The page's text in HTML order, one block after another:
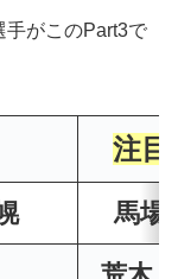
手がこのPart3で
注目
馬場